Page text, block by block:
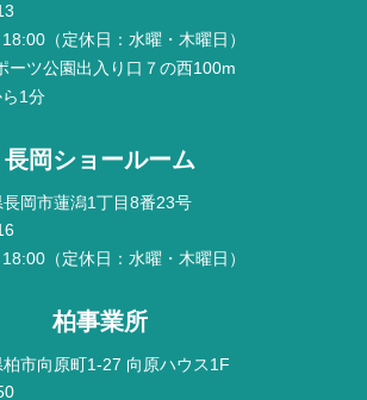
（定休日：水曜・木曜日）
ーツ公園出入り口７の西100m
1分
長岡ショールーム
岡市蓮潟1丁目8番23号
（定休日：水曜・木曜日）
柏事業所
市向原町1-27 向原ハウス1F